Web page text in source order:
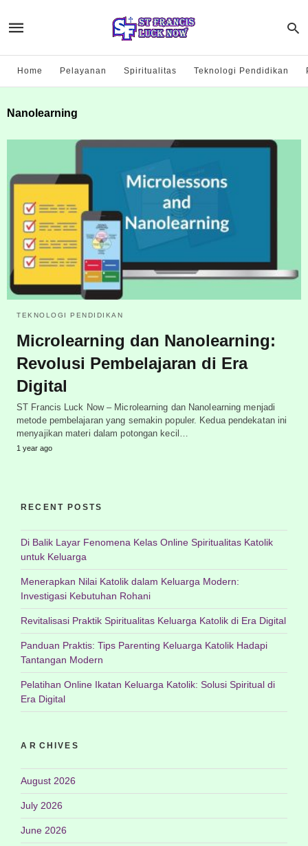
Home Pelayanan Spiritualitas Teknologi Pendidikan
Nanolearning
TEKNOLOGI PENDIDIKAN
Microlearning dan Nanolearning:
Revolusi Pembelajaran di Era
Digital
ST Francis Luck Now – Microlearning dan Nanolearning menjadi
metode pembelajaran yang semakin populer. Kedua pendekatan ini
menyajikan materi dalam potongan kecil…
1 year ago
RECENT POSTS
Di Balik Layar Fenomena Kelas Online Spiritualitas Katolik
untuk Keluarga
Menerapkan Nilai Katolik dalam Keluarga Modern:
Investigasi Kebutuhan Rohani
Revitalisasi Praktik Spiritualitas Keluarga Katolik di Era Digital
Panduan Praktis: Tips Parenting Keluarga Katolik Hadapi
Tantangan Modern
Pelatihan Online Ikatan Keluarga Katolik: Solusi Spiritual di
Era Digital
ARCHIVES
August 2026
July 2026
June 2026